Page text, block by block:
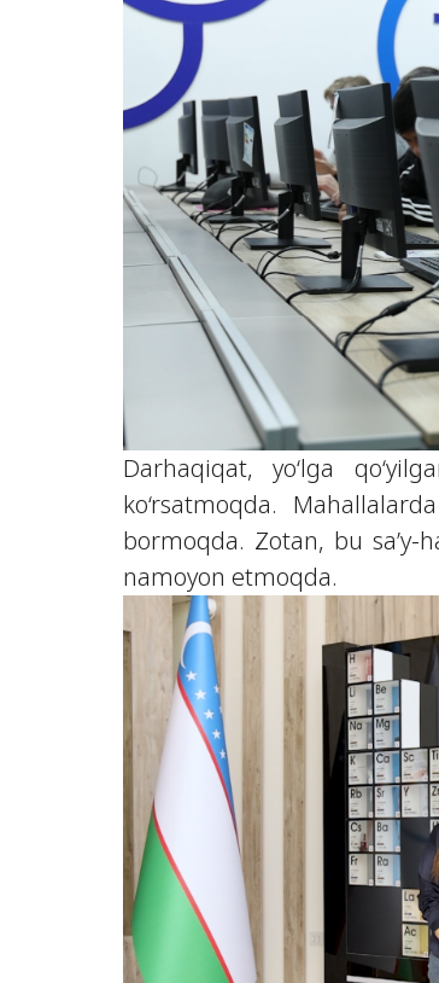
Darhaqiqat, yo‘lga
ko‘rsatmoqda.
bormoqda. Zotan, bu
namoyon etmoqda.